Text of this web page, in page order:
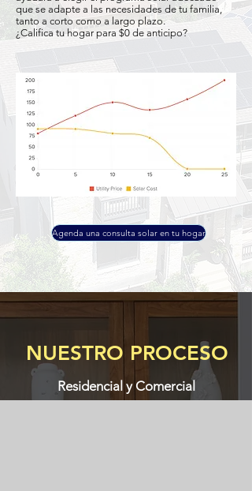
que se adapte a las necesidades de tu familia,
tanto a corto como a largo plazo.
¿Califica tu hogar para $0 de anticipo?
Agenda una consulta solar en tu hogar
NUESTRO PROCESO
Residencial y Comercial